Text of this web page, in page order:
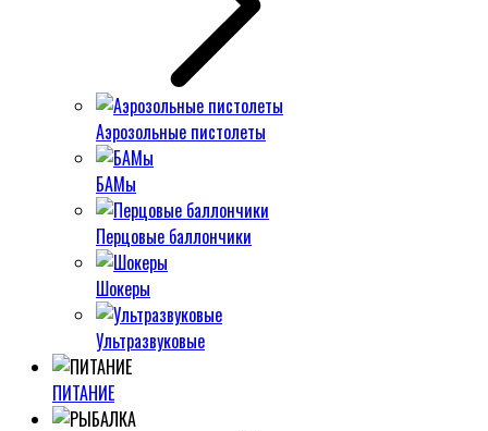
Аэрозольные пистолеты
БАМы
Перцовые баллончики
Шокеры
Ультразвуковые
ПИТАНИЕ